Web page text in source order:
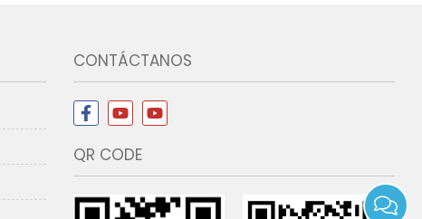
CONTÁCTANOS
QR CODE